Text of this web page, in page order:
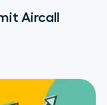
Aircall